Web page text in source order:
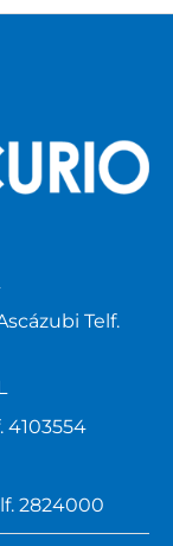
Telf.
4103554
2824000